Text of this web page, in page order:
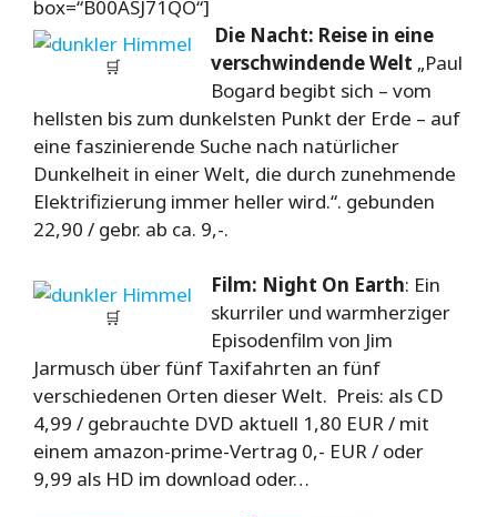
box=“B00ASJ71QO“]
🛒
Die Nacht: Reise in eine
verschwindende Welt „Paul
Bogard begibt sich – vom
hellsten bis zum dunkelsten Punkt der Erde – auf
eine faszinierende Suche nach natürlicher
Dunkelheit in einer Welt, die durch zunehmende
Elektrifizierung immer heller wird.“. gebunden
22,90 / gebr. ab ca. 9,-.
🛒
Film: Night On Earth: Ein
skurriler und warmherziger
Episodenfilm von Jim
Jarmusch über fünf Taxifahrten an fünf
verschiedenen Orten dieser Welt. Preis: als CD
4,99 / gebrauchte DVD aktuell 1,80 EUR / mit
einem amazon-prime-Vertrag 0,- EUR / oder
9,99 als HD im download oder…